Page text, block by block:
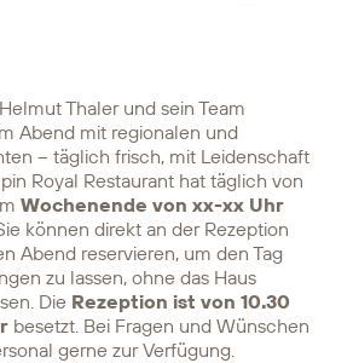
Thaler und sein Team
Abend mit regionalen und
– täglich frisch, mit Leidenschaft
Royal Restaurant hat täglich von
Wochenende von xx-xx Uhr
können direkt an der Rezeption
Abend reservieren, um den Tag
zu lassen, ohne das Haus
Die Rezeption ist von 10.30
besetzt. Bei Fragen und Wünschen
gerne zur Verfügung.